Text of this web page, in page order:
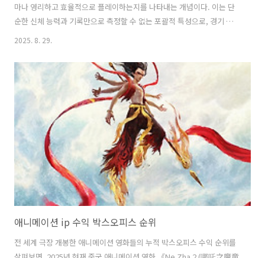
마나 영리하고 효율적으로 플레이하는지를 나타내는 개념이다. 이는 단
순한 신체 능력과 기록만으로 측정할 수 없는 포괄적 특성으로, 경기 이
해도와 의사결정 능력 전반을 포함한다 ￼ ￼. 레이커스 코치이자 전설적 포
팀원 그리고 자신을 파악하며, 남들보다 한 발 앞서 다음 상황을 예측하
는 능력”으로 정의한 바 있다 ￼. 이러한 능력은 경기 흐름을 읽고 임기응변
할 수 있는지, 자신의 강점을 극대화하고 약점을 최소화할 수 있는지 등
에서 드러난다 ￼.농구 IQ를 평가하기 위해 일반적으로 고려되는 핵심 요소
들은 다음과 같다: • 전술 이해력: 팀의 공격·수비 전술..
2025. 8. 29.
애니메이션 ip 수익 박스오피스 순위
전 세계 극장 개봉한 애니메이션 영화들의 누적 박스오피스 수익 순위를